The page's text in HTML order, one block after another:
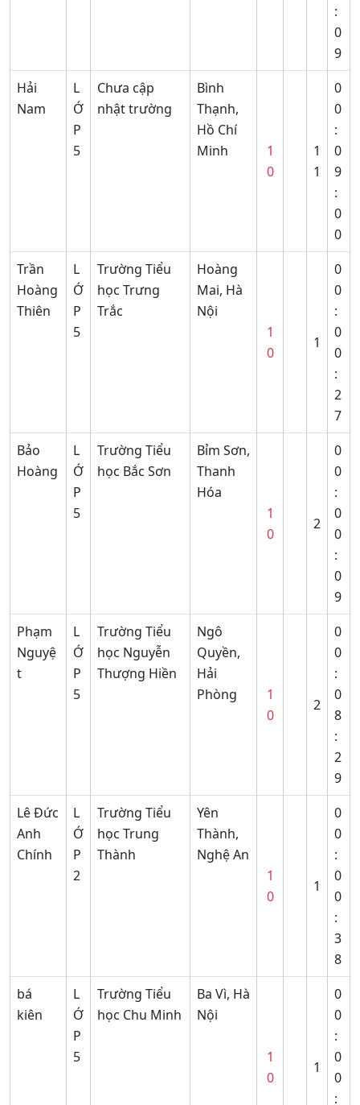
:
0
9
Hải
Nam
L
Ớ
P
5
Chưa cập
nhật trường
Bình
Thạnh,
Hồ Chí
Minh
1
0
1
1
0
0
:
0
9
:
0
0
Trần
Hoàng
Thiên
L
Ớ
P
5
Trường Tiểu
học Trưng
Trắc
Hoàng
Mai, Hà
Nội
1
0
1
0
0
:
0
0
:
2
7
Bảo
Hoàng
L
Ớ
P
5
Trường Tiểu
học Bắc Sơn
Bỉm Sơn,
Thanh
Hóa
1
0
2
0
0
:
0
0
:
0
9
Phạm
Nguyệ
t
L
Ớ
P
5
Trường Tiểu
học Nguyễn
Thượng Hiền
Ngô
Quyền,
Hải
Phòng
1
0
2
0
0
:
0
8
:
2
9
Lê Đức
Anh
Chính
L
Ớ
P
2
Trường Tiểu
học Trung
Thành
Yên
Thành,
Nghệ An
1
0
1
0
0
:
0
0
:
3
8
bá
kiên
L
Ớ
P
5
Trường Tiểu
học Chu Minh
Ba Vì, Hà
Nội
1
0
1
0
0
:
0
0
: